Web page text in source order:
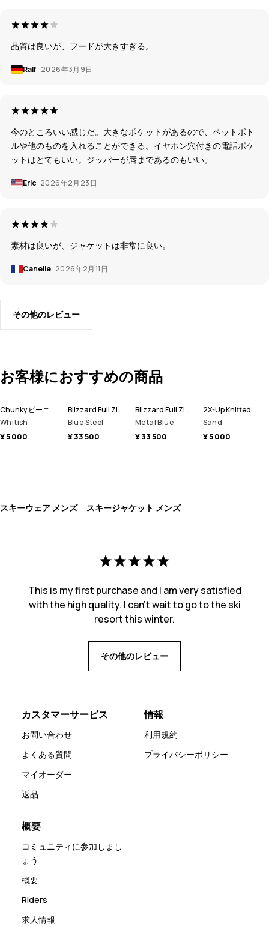
品質は良いが、フードが大きすぎる。
Ralf 2026年3月9日
今のところいい感じだ。大きなポケットがあるので、ペットボト
ルや他のものを入れることができる。イヤホン穴付きの電話ポケ
ットはとてもいい。ジッパーが唇まであるのもいい。
Eric 2026年2月23日
素材は良いが、ジャケットは非常に良い。
Canelle 2026年2月11日
その他のレビュー
お客様におすすめの商品
Chunky ビーニー帽
Whitish
¥ 5 000
Blizzard Full Zip スノーボードジャケット メンズ
Blue Steel
¥ 33 500
Blizzard Full Zip スキージャケット メンズ
Metal Blue
¥ 33 500
2X-Up Knitted スキー マスク
Sand
¥ 5 000
スキーウェア メンズ スキージャケット メンズ
This is my first purchase and I am very satisfied
with the high quality. I can't wait to go to the ski
resort this winter.
その他のレビュー
カスタマーサービス
お問い合わせ
よくある質問
マイオーダー
返品
情報
利用規約
プライバシーポリシー
概要
コミュニティに参加しまし
ょう
概要
Riders
求人情報